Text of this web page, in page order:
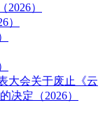
）
）
大会关于废止《云
决定（2026）